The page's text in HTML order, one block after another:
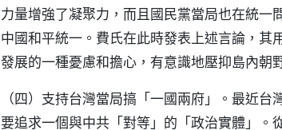
力量增強了凝聚力，而且國民黨當局也在統
中國和平統一。費氏在此時發表上述言論，
發展的一種憂慮和擔心，有意識地壓抑島內朝
（四）支持台灣當局搞「一國兩府」。最近
要追求一個與中共「對等」的「政治實體」